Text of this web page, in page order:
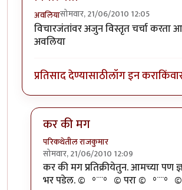
अवलियासोमवार, 21/06/2010 12:05
विचारजंतांवर अजुन विस्तृत चर्चा करता
अवलिया
प्रतिसाद देण्यासाठीलॉग इन कराकिंवा
कर की मग
परिकथेतील राजकुमार
सोमवार, 21/06/2010 12:09
In reply toविचारजंताbyअवलिया
कर की मग प्रतिक्रीयेतुन. आमच्या पण
भर पडेल. ©º°¨¨°º© परा ©º°¨¨°º©